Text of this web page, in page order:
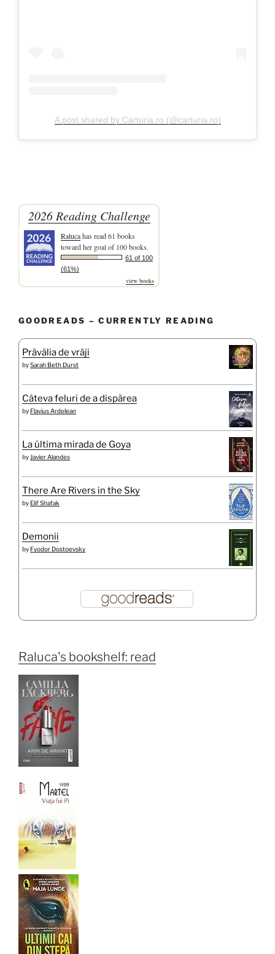
A post shared by Carturia.ro (@carturia.ro)
2026 Reading Challenge
Ralucahas read 61 books
toward her goal of 100 books.
61 of 100
(61%)
view books
GOODREADS – CURRENTLY READING
Prăvălia de vrăji
bySarah Beth Durst
Câteva feluri de a dispărea
by Flavius Ardelean
La última mirada de Goya
by Javier Alandes
There Are Rivers in the Sky
by Elif Shafak
Demonii
by Fyodor Dostoevsky
Raluca's bookshelf: read